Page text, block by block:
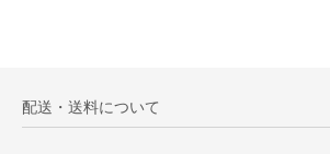
配送・送料について